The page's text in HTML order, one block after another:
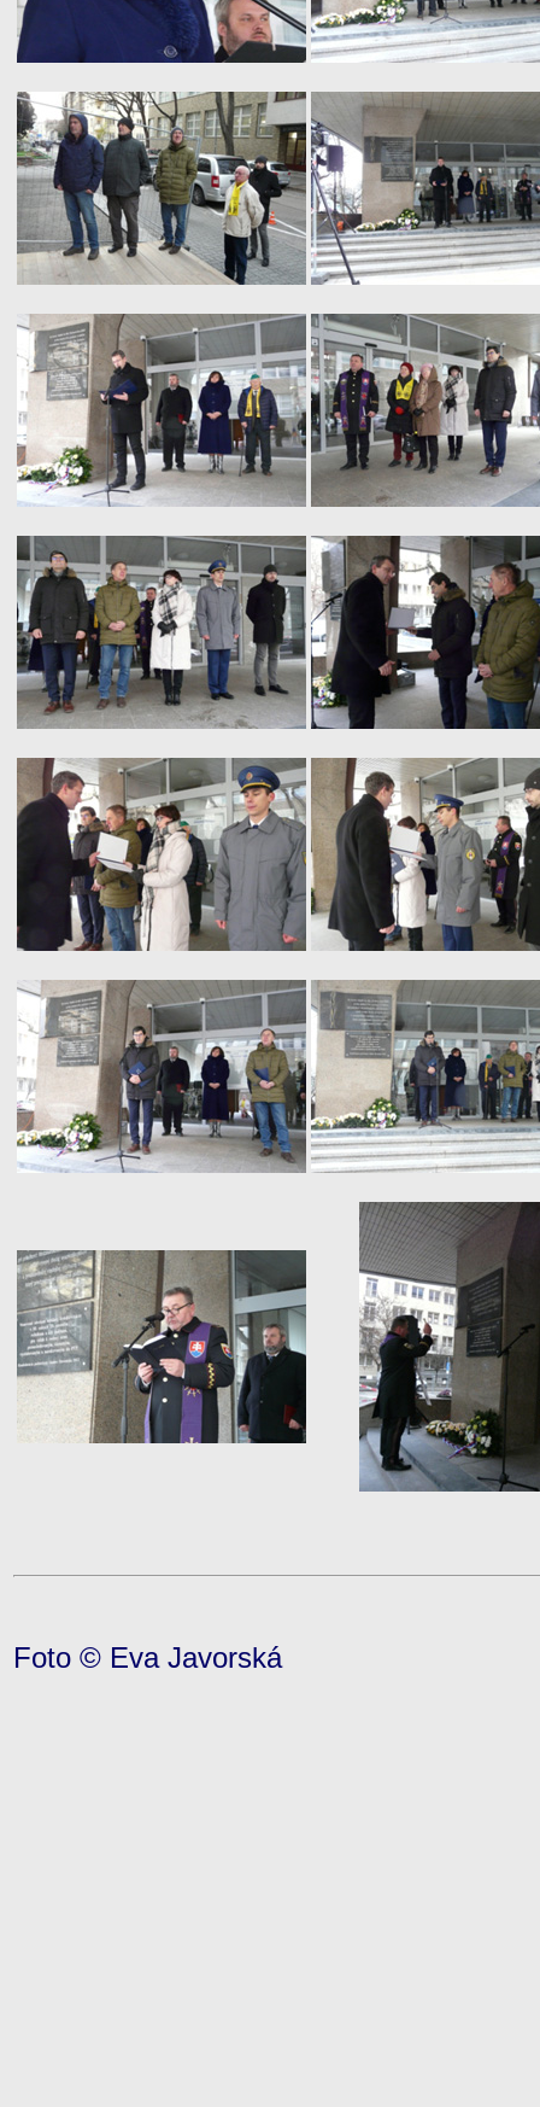
Foto © Eva Javorská